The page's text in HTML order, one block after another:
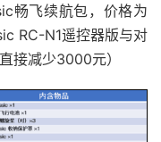
畅飞续航包，价格为
RC-N1遥控器版与对
接减少3000元）